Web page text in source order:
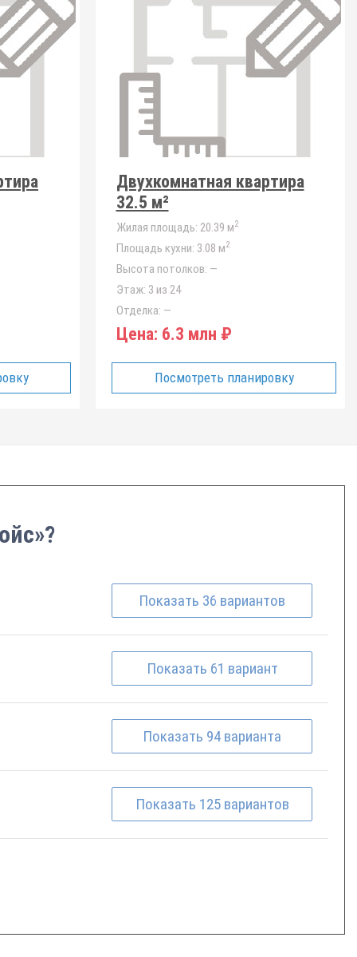
Двухкомнатная квартира
32.5 м²
Жилая площадь: 20.39 м2
Площадь кухни: 3.08 м2
Высота потолков: —
Этаж: 3 из 24
Отделка: —
Цена: 6.3 млн ₽
Посмотреть планировку
Показать 36 вариантов
Показать 61 вариант
Показать 94 варианта
Показать 125 вариантов